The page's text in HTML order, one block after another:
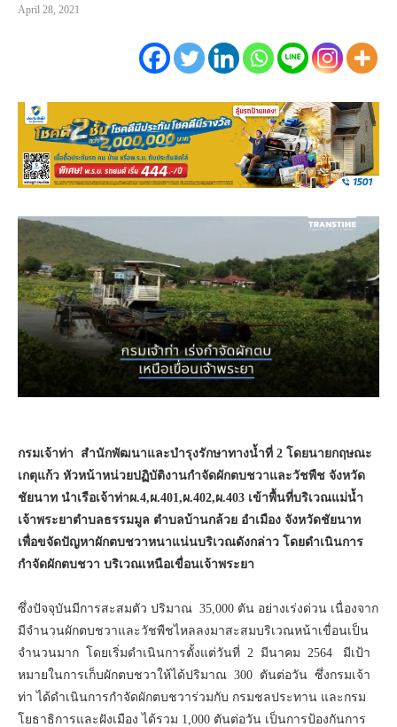
April 28, 2021
กรมเจ้าท่า สำนักพัฒนาและบำรุงรักษาทางน้ำที่ 2 โดยนายกฤษณะ
เกตุแก้ว หัวหน้าหน่วยปฏิบัติงานกำจัดผักตบชวาและวัชพืช จังหวัด
ชัยนาท นำเรือเจ้าท่าผ.4,ผ.401,ผ.402,ผ.403 เข้าพื้นที่บริเวณแม่น้ำ
เจ้าพระยาตำบลธรรมมูล ตำบลบ้านกล้วย อำเมือง จังหวัดชัยนาท
เพื่อขจัดปัญหาผักตบชวาหนาแน่นบริเวณดังกล่าว โดยดำเนินการ
กำจัดผักตบชวา บริเวณเหนือเขื่อนเจ้าพระยา
ซึ่งปัจจุบันมีการสะสมตัว ปริมาณ 35,000 ตัน อย่างเร่งด่วน เนื่องจาก
มีจำนวนผักตบชวาและวัชพืชไหลลงมาสะสมบริเวณหน้าเขื่อนเป็น
จำนวนมาก โดยเริ่มดำเนินการตั้งแต่วันที่ 2 มีนาคม 2564 มีเป้า
หมายในการเก็บผักตบชวาให้ได้ปริมาณ 300 ตันต่อวัน ซึ่งกรมเจ้า
ท่า ได้ดำเนินการกำจัดผักตบชวาร่วมกับ กรมชลประทาน และกรม
โยธาธิการและฝังเมือง ได้รวม 1,000 ตันต่อวัน เป็นการป้องกันการ